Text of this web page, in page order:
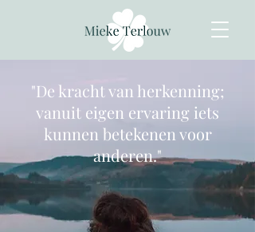
"De kracht van herkenning;
vanuit eigen ervaring iets
kunnen betekenen voor
anderen."